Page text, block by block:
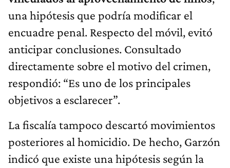
una hipótesis que podría modificar el
encuadre penal. Respecto del móvil, evitó
anticipar conclusiones. Consultado
directamente sobre el motivo del crimen,
respondió: “Es uno de los principales
objetivos a esclarecer”.
La fiscalía tampoco descartó movimientos
posteriores al homicidio. De hecho, Garzón
indicó que existe una hipótesis según la